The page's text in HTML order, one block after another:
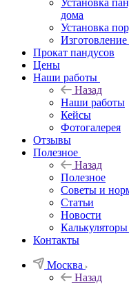
Установка
дома
Установка
Прокат пандусов
Цены
Наши работы
Назад
Наши работы
Кейсы
Фотогалерея
Отзывы
Полезное
Назад
Полезное
Советы и
Статьи
Новости
Калькуляторы
Контакты
Москва
Назад